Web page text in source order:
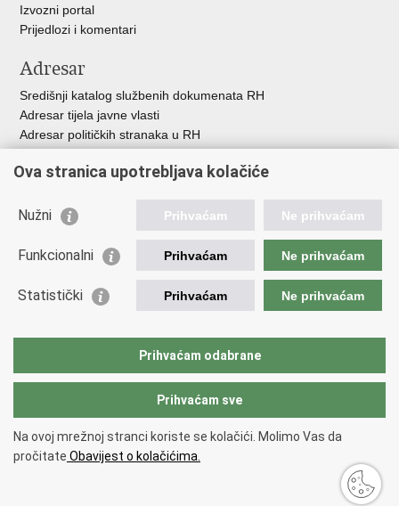
Izvozni portal
Prijedlozi i komentari
Adresar
Središnji katalog službenih dokumenata RH
Adresar tijela javne vlasti
Adresar političkih stranaka u RH
Besplatni telefoni javne uprave
Važne poveznice
Vlada Republike Hrvatske
Europska komisija
Taxation and Customs Union
Copyright © 2026 Ministarstvo financija, Carinska uprava.
korištenja.
Ova stranica upotrebljava kolačiće
Nužni Prihvaćam Ne prihvaćam
Funkcionalni Prihvaćam Ne prihvaćam
Statistički Prihvaćam Ne prihvaćam
Prihvaćam odabrane
Prihvaćam sve
Na ovoj mrežnoj stranci koriste se kolačići. Molimo Vas da
pročitate Obavijest o kolačićima.